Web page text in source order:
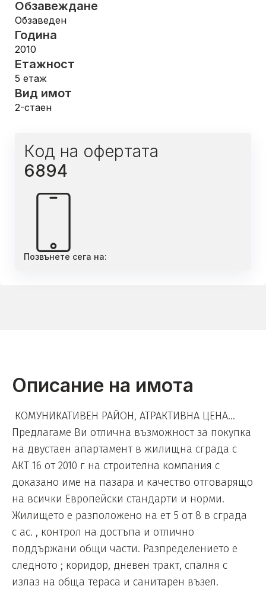
Обзавеждане
Обзаведен
Година
2010
Етажност
5 етаж
Вид имот
2-стаен
Код на офертата
6894
Позвънете сега на:
Описание на имота
КОМУНИКАТИВЕН РАЙОН, АТРАКТИВНА ЦЕНА...
Предлагаме Ви отлична възможност за покупка
на двустаен апартамент в жилищна сграда с
АКТ 16 от 2010 г на строителна компания с
доказано име на пазара и качество отговарящо
на всички Европейски стандарти и норми.
Жилището е разположено на ет 5 от 8 в сграда
с ас. , контрол на достъпа и отлично
поддържани общи части. Разпределението е
следното ; коридор, дневен тракт, спалня с
излаз на обща тераса и санитарен възел.